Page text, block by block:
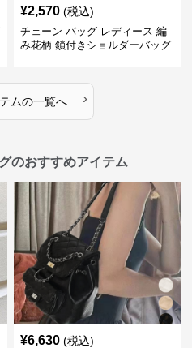
¥2,570 (税込)
チェーン バッグ レディース 編
み花柄 鎖付きショルダーバッグ
ムの一覧へ ›
のおすすめアイテム
¥6,630 (税込)